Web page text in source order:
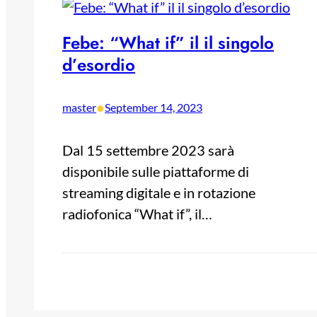
Febe: “What if” il il singolo
d’esordio
master•September 14, 2023
Dal 15 settembre 2023 sarà
disponibile sulle piattaforme di
streaming digitale e in rotazione
radiofonica “What if”, il…